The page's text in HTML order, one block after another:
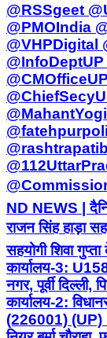
@RSSgeet
@PMOIndia
@VHPDigital
ND NEWS |
राजन सिंह हाड़ा
सहयोगी शिवा
कार्यालय-3:
नगर, पूर्वी
कार्यालय-2:
(226001) (UP)